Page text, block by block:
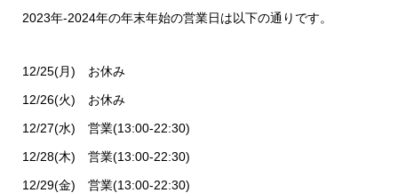
2023年-2024年の年末年始の営業日は以下の通りです。
12/25(月) お休み
12/26(火) お休み
12/27(水) 営業(13:00-22:30)
12/28(木) 営業(13:00-22:30)
12/29(金) 営業(13:00-22:30)